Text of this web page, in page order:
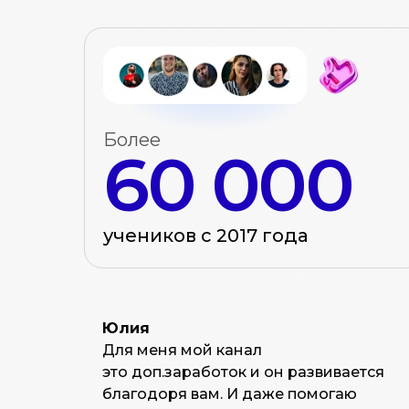
Более
60 000
учеников с 2017 года
Юлия
Для меня мой канал
это доп.заработок и он развивается
благодоря вам. И даже помогаю